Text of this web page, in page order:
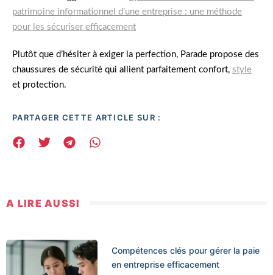
patrimoine informationnel d’une entreprise : une méthode
pour les sécuriser efficacement
Plutôt que d’hésiter à exiger la perfection, Parade propose des
chaussures de sécurité qui allient parfaitement confort, style
et protection.
PARTAGER CETTE ARTICLE SUR :
A LIRE AUSSI
Compétences clés pour gérer la paie
en entreprise efficacement